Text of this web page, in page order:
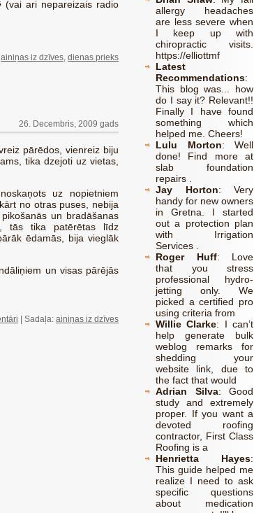
(vai ari nepareizais radio
ainiņas iz dzīves, dienas prieks
26. Decembris, 2009 gads
pārēdos, vienreiz biju
tika dzejoti uz vietas,
uz nopietniem
no otras puses, nebija
un bradāšanas
tās tika patērētas līdz
ēdamās, bija vieglāk
un visas pārējās
| Sadaļa: ainiņas iz dzīves
allergy headaches
are less severe when
I keep up with
chiropractic visits.
https://elliottmf
Latest
Recommendations:
This blog was... how
do I say it? Relevant!!
Finally I have found
something which
helped me. Cheers!
Lulu Morton: Well
done! Find more at
slab foundation
repairs .
Jay Horton: Very
handy for new owners
in Gretna. I started
out a protection plan
with Irrigation
Services .
Roger Huff: Love
that you stress
professional hydro-
jetting only. We
picked a certified pro
using criteria from
Willie Clarke: I can’t
help generate bulk
weblog remarks for
shedding your
website link, due to
the fact that would
Adrian Silva: Good
study and extremely
proper. If you want a
devoted roofing
contractor, First Class
Roofing is a
Henrietta Hayes:
This guide helped me
realize I need to ask
specific questions
about medication